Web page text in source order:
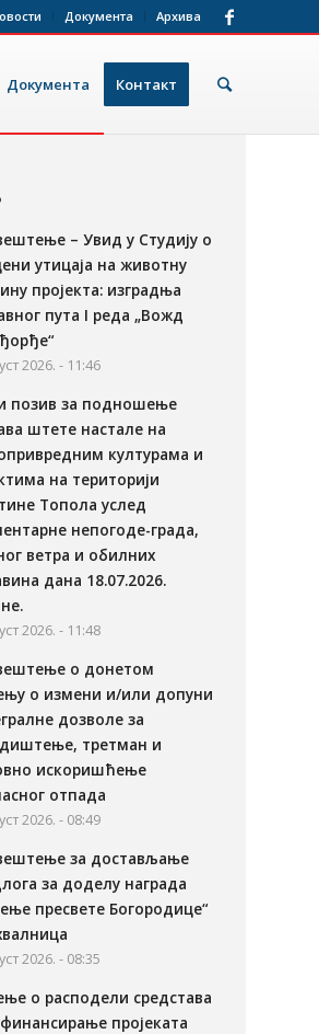
Документа Архива
Документа Контакт
– Увид у Студију о
утицаја на животну
пројекта: изградња
пута I реда „Вожд
2026. - 11:46
позив за подношење
штете настале на
културама и
на територији
Топола услед
непогоде-града,
ветра и обилних
дана 18.07.2026.
2026. - 11:48
о донетом
о измени и/или допуни
дозволе за
третман и
искоришћење
отпада
2026. - 08:49
за достављање
за доделу награда
пресвете Богородице“
2026. - 08:35
о расподели средстава
пројеката